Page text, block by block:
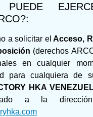
a solicitar el Acceso,
(derechos
en cualquier
para cualquiera de
HKA
a la dirección